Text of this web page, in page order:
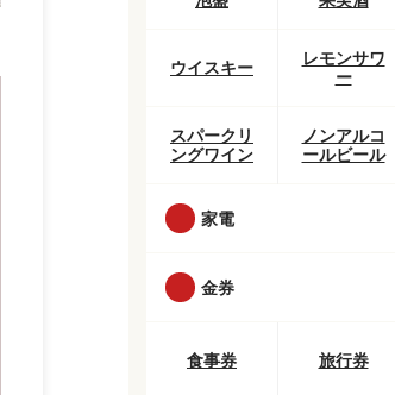
ウイスキー
レモンサワ
ー
スパークリ
ングワイン
ノンアルコ
ールビール
家電
金券
食事券 旅行券